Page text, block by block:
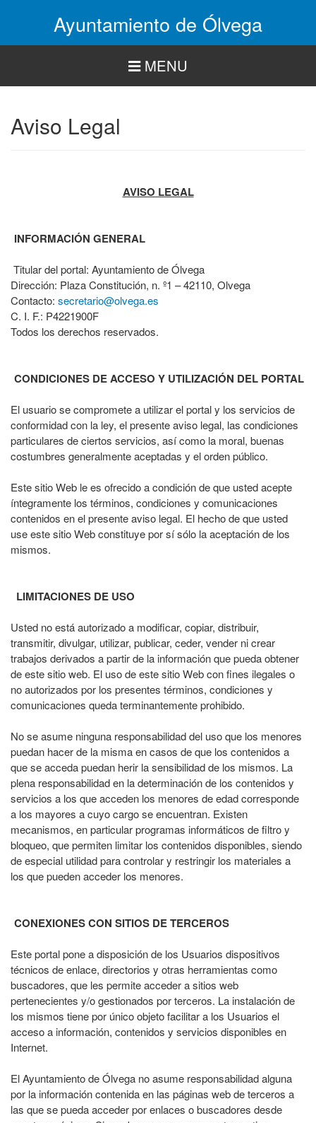
Ayuntamiento de Ólvega
MENU
Aviso Legal
AVISO LEGAL
INFORMACIÓN GENERAL
Titular del portal: Ayuntamiento de Ólvega
Dirección: Plaza Constitución, n. º1 – 42110, Olvega
Contacto: secretario@olvega.es
C. I. F.: P4221900F
Todos los derechos reservados.
CONDICIONES DE ACCESO Y UTILIZACIÓN DEL PORTAL
El usuario se compromete a utilizar el portal y los servicios de
conformidad con la ley, el presente aviso legal, las condiciones
particulares de ciertos servicios, así como la moral, buenas
costumbres generalmente aceptadas y el orden público.
Este sitio Web le es ofrecido a condición de que usted acepte
íntegramente los términos, condiciones y comunicaciones
contenidos en el presente aviso legal. El hecho de que usted
use este sitio Web constituye por sí sólo la aceptación de los
mismos.
LIMITACIONES DE USO
Usted no está autorizado a modificar, copiar, distribuir,
transmitir, divulgar, utilizar, publicar, ceder, vender ni crear
trabajos derivados a partir de la información que pueda obtener
de este sitio web. El uso de este sitio Web con fines ilegales o
no autorizados por los presentes términos, condiciones y
comunicaciones queda terminantemente prohibido.
No se asume ninguna responsabilidad del uso que los menores
puedan hacer de la misma en casos de que los contenidos a
que se acceda puedan herir la sensibilidad de los mismos. La
plena responsabilidad en la determinación de los contenidos y
servicios a los que acceden los menores de edad corresponde
a los mayores a cuyo cargo se encuentran. Existen
mecanismos, en particular programas informáticos de filtro y
bloqueo, que permiten limitar los contenidos disponibles, siendo
de especial utilidad para controlar y restringir los materiales a
los que pueden acceder los menores.
CONEXIONES CON SITIOS DE TERCEROS
Este portal pone a disposición de los Usuarios dispositivos
técnicos de enlace, directorios y otras herramientas como
buscadores, que les permite acceder a sitios web
pertenecientes y/o gestionados por terceros. La instalación de
los mismos tiene por único objeto facilitar a los Usuarios el
acceso a información, contenidos y servicios disponibles en
Internet.
El Ayuntamiento de Ólvega no asume responsabilidad alguna
por la información contenida en las páginas web de terceros a
las que se pueda acceder por enlaces o buscadores desde